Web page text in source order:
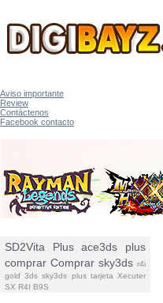
Aviso importante
Review
Contáctenos
Facebook contacto
SD2Vita Plus ace3ds plus
comprar Comprar sky3ds r4i
gold 3ds sky3ds plus tarjeta Xecuter
SX R4I B9S